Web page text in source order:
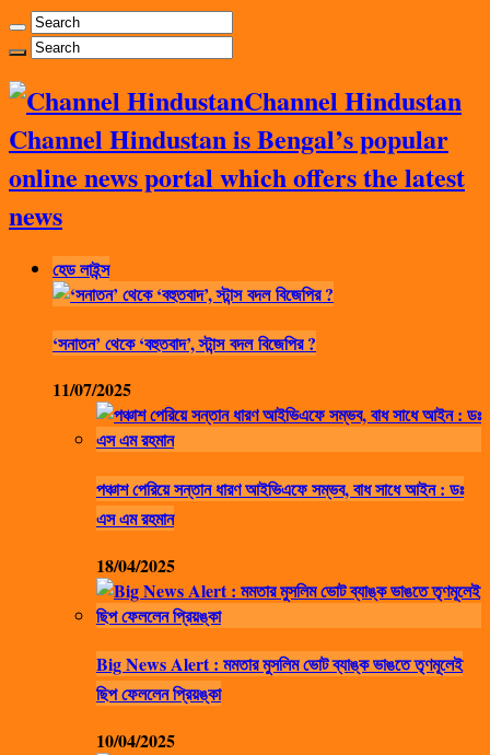
Channel Hindustan
Channel Hindustan is Bengal’s popular
online news portal which offers the latest
news
হেড লাইন্স
‘সনাতন’ থেকে ‘বহুতবাদ’, স্টান্স বদল বিজেপির ?
11/07/2025
পঞ্চাশ পেরিয়ে সন্তান ধারণ আইভিএফে সম্ভব, বাধ সাধে আইন : ডঃ
এস এম রহমান
18/04/2025
Big News Alert : মমতার মুসলিম ভোট ব্যাঙ্ক ভাঙতে তৃণমূলেই
ছিপ ফেললেন প্রিয়ঙ্কা
10/04/2025